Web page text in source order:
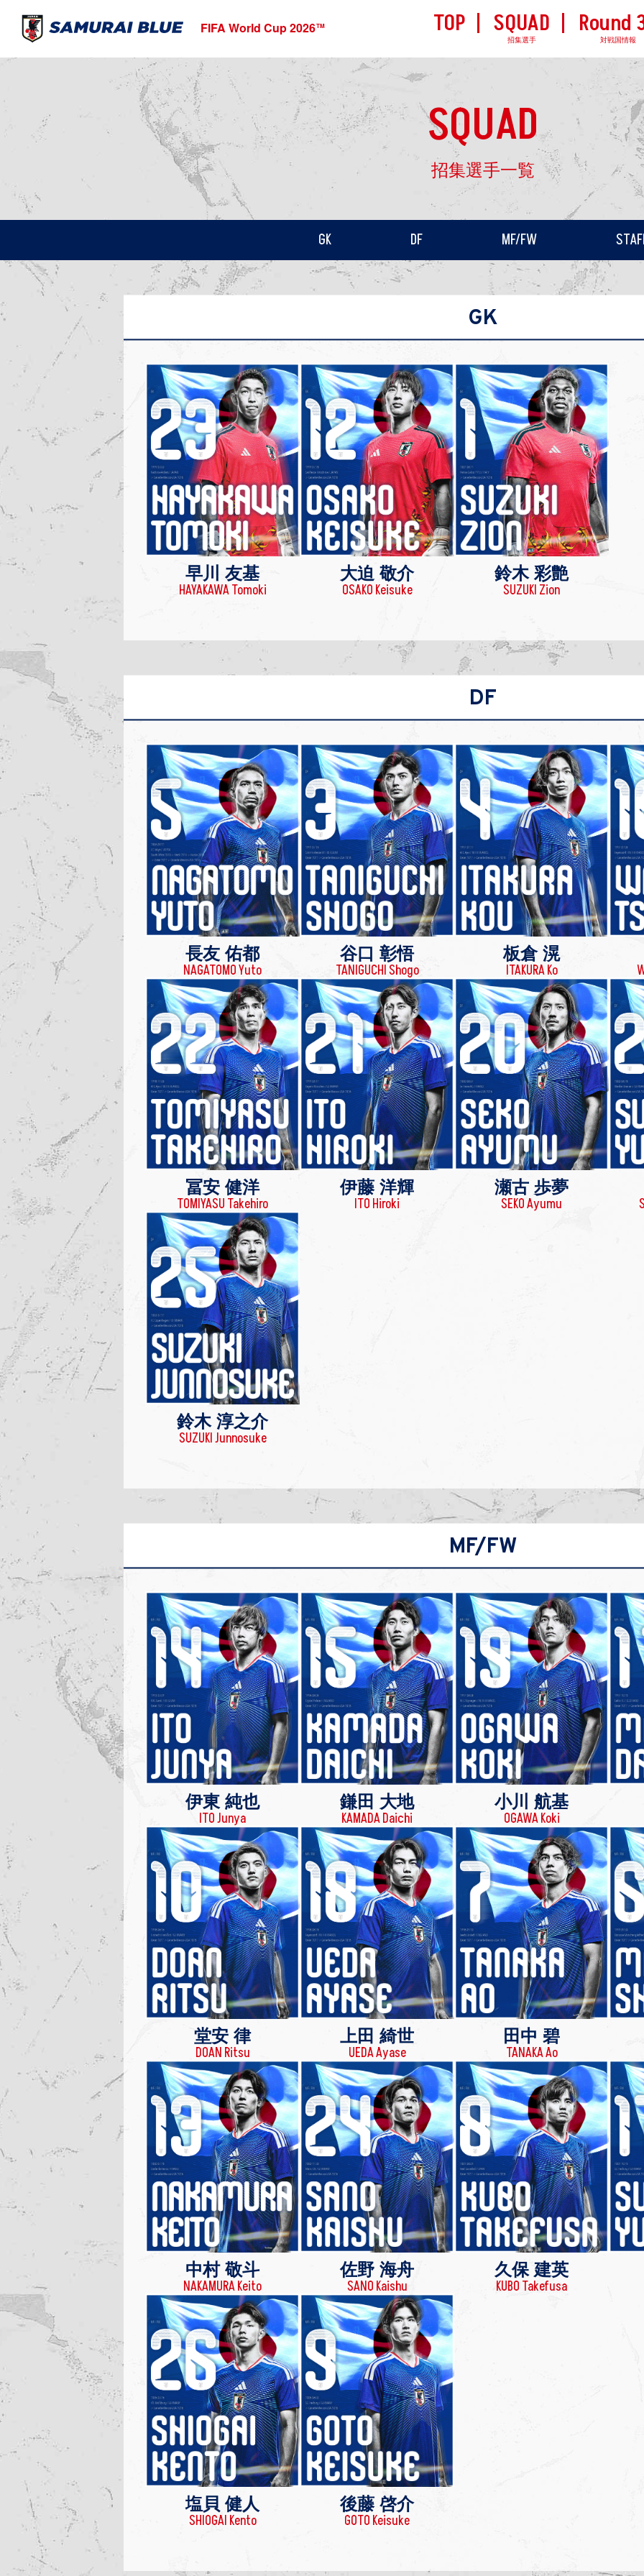
FIFA World Cup 2026TM TOP SQUAD
招集選手
Round
対戦国情報
SQUAD
招集選手一覧
GK DF MF/FW
GK
早川 友基
HAYAKAWA Tomoki
大迫 敬介
OSAKO Keisuke
鈴木 彩艶
SUZUKI Zion
DF
長友 佑都
NAGATOMO Yuto
谷口 彰悟
TANIGUCHI Shogo
板倉 滉
ITAKURA Ko
冨安 健洋
TOMIYASU Takehiro
伊藤 洋輝
ITO Hiroki
瀬古 歩夢
SEKO Ayumu
鈴木 淳之介
SUZUKI Junnosuke
MF/FW
伊東 純也
ITO Junya
鎌田 大地
KAMADA Daichi
小川 航基
OGAWA Koki
堂安 律
DOAN Ritsu
上田 綺世
UEDA Ayase
田中 碧
TANAKA Ao
中村 敬斗
NAKAMURA Keito
佐野 海舟
SANO Kaishu
久保 建英
KUBO Takefusa
塩貝 健人
SHIOGAI Kento
後藤 啓介
GOTO Keisuke